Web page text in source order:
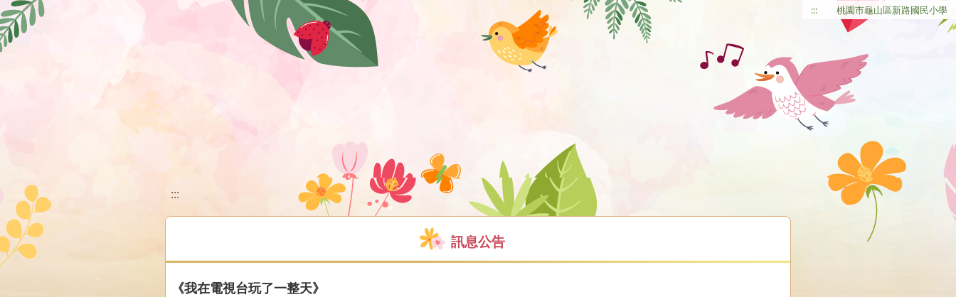
移至網頁之主要內容區位置 ::: 桃園市龜山區新路國民小學
:::
訊息公告
《我在電視台玩了一整天》